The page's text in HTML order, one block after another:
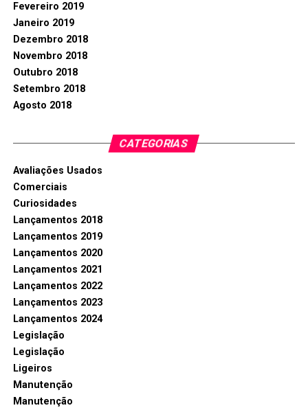
Fevereiro 2019
Janeiro 2019
Dezembro 2018
Novembro 2018
Outubro 2018
Setembro 2018
Agosto 2018
CATEGORIAS
Avaliações Usados
Comerciais
Curiosidades
Lançamentos 2018
Lançamentos 2019
Lançamentos 2020
Lançamentos 2021
Lançamentos 2022
Lançamentos 2023
Lançamentos 2024
Legislação
Legislação
Ligeiros
Manutenção
Manutenção